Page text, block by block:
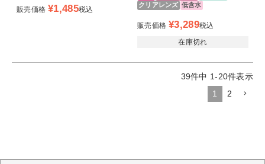
販売価格 ¥1,485税込
クリアレンズ 低含水
販売価格 ¥3,289税込
在庫切れ
39件中 1-20件表示
1
2